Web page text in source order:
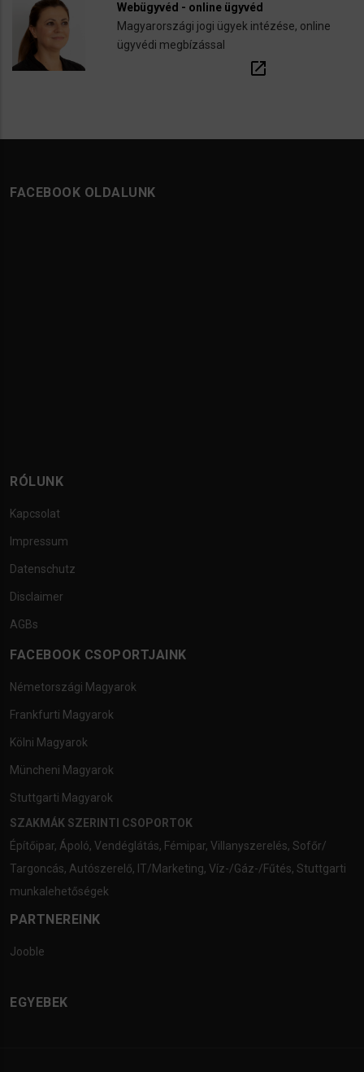
Webügyvéd - online ügyvéd
Magyarországi jogi ügyek intézése, online
ügyvédi megbízással
open_in_new
FACEBOOK OLDALUNK
RÓLUNK
Kapcsolat
Impressum
Datenschutz
Disclaimer
AGBs
FACEBOOK CSOPORTJAINK
Németországi Magyarok
Frankfurti Magyarok
Kölni Magyarok
Müncheni Magyarok
Stuttgarti Magyarok
SZAKMÁK SZERINTI CSOPORTOK
Építőipar, Ápoló, Vendéglátás, Fémipar, Villanyszerelés, Sofőr/
Targoncás, Autószerelő, IT/Marketing, Víz-/Gáz-/Fűtés, Stuttgarti
munkalehetőségek
PARTNEREINK
Jooble
EGYEBEK